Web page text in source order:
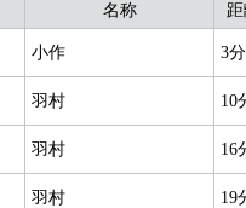
名称
小作 3分
羽村 10
羽村 16
羽村 19